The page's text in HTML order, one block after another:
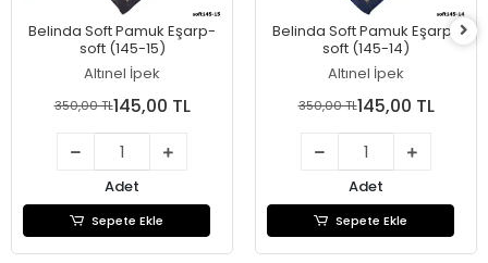
Belinda Soft Pamuk Eşarp-
soft (145-15)
Altınel İpek
350,00 TL145,00 TL
Adet
Sepete Ekle
Belinda Soft Pamuk Eşarp-
soft (145-14)
Altınel İpek
350,00 TL145,00 TL
Adet
Sepete Ekle